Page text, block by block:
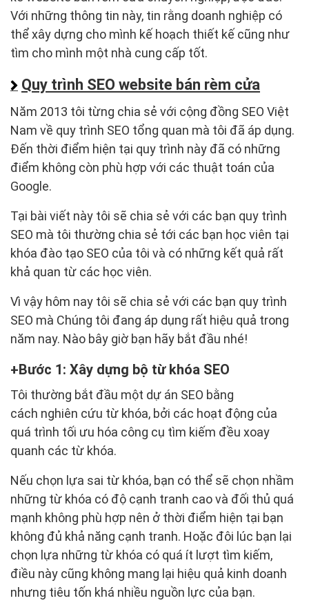
Với những thông tin này, tin rằng doanh nghiệp có
thể xây dựng cho mình kế hoạch thiết kế cũng như
tìm cho mình một nhà cung cấp tốt.
Quy trình SEO website bán rèm cửa
Năm 2013 tôi từng chia sẻ với cộng đồng SEO Việt
Nam về quy trình SEO tổng quan mà tôi đã áp dụng.
Đến thời điểm hiện tại quy trình này đã có những
điểm không còn phù hợp với các thuật toán của
Google.
Tại bài viết này tôi sẽ chia sẻ với các bạn quy trình
SEO mà tôi thường chia sẻ tới các bạn học viên tại
khóa đào tạo SEO của tôi và có những kết quả rất
khả quan từ các học viên.
Vì vậy hôm nay tôi sẽ chia sẻ với các bạn quy trình
SEO mà Chúng tôi đang áp dụng rất hiệu quả trong
năm nay. Nào bây giờ bạn hãy bắt đầu nhé!
Bước 1: Xây dựng bộ từ khóa SEO
Tôi thường bắt đầu một dự án SEO bằng
cách nghiên cứu từ khóa, bởi các hoạt động của
quá trình tối ưu hóa công cụ tìm kiếm đều xoay
quanh các từ khóa.
Nếu chọn lựa sai từ khóa, bạn có thể sẽ chọn nhầm
những từ khóa có độ cạnh tranh cao và đối thủ quá
mạnh không phù hợp nên ở thời điểm hiện tại bạn
không đủ khả năng cạnh tranh. Hoặc đôi lúc bạn lại
chọn lựa những từ khóa có quá ít lượt tìm kiếm,
điều này cũng không mang lại hiệu quả kinh doanh
nhưng tiêu tốn khá nhiều nguồn lực của bạn.